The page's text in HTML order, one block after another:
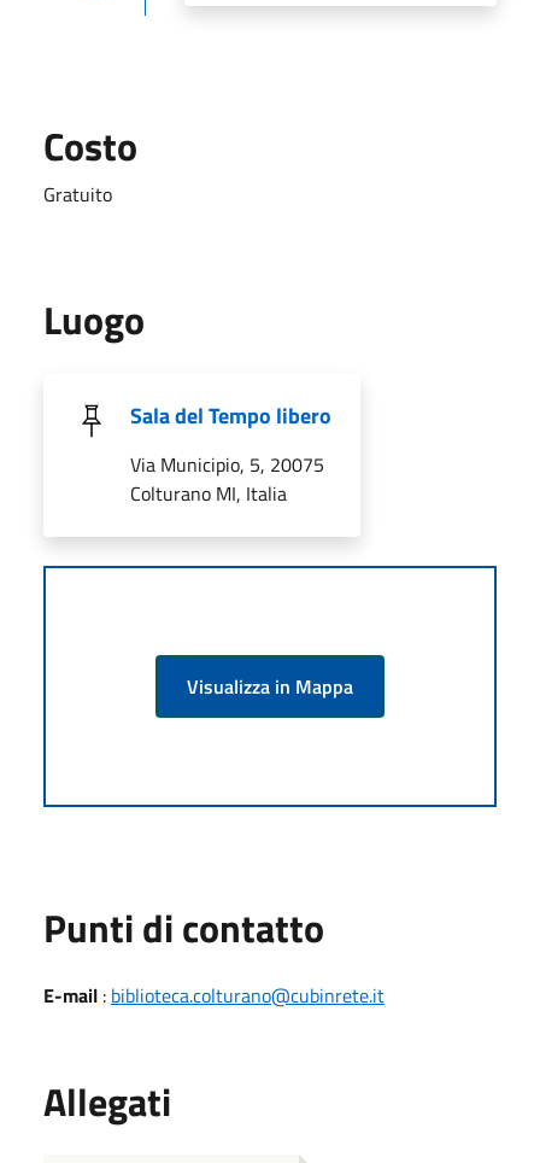
Costo
Gratuito
Luogo
Sala del Tempo libero
Via Municipio, 5, 20075
Colturano MI, Italia
Visualizza in Mappa
Punti di contatto
E-mail : biblioteca.colturano@cubinrete.it
Allegati